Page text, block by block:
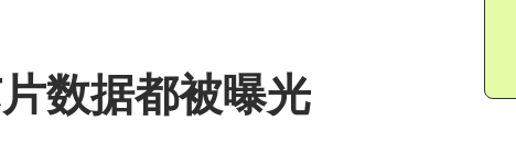
数据都被曝光